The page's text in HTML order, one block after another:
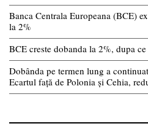
Banca Centrala Europeana (BCE)
la 2%
BCE creste dobanda la 2%, dupa
Dobânda pe termen lung a
Ecartul față de Polonia și Cehia,